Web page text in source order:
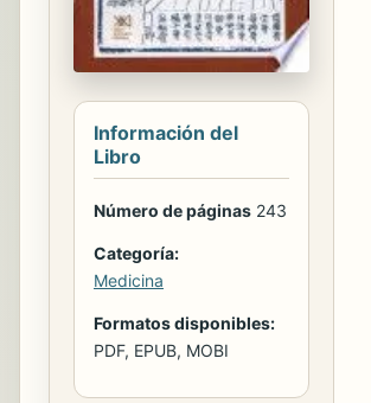
Información del
Libro
Número de páginas 243
Categoría:
Medicina
Formatos disponibles:
PDF, EPUB, MOBI